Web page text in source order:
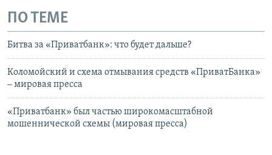
ПО ТЕМЕ
Битва за «Приватбанк»: что будет дальше?
Коломойский и схема отмывания средств «ПриватБанка»
‒ мировая пресса
«Приватбанк» был частью широкомасштабной
мошеннической схемы (мировая пресса)